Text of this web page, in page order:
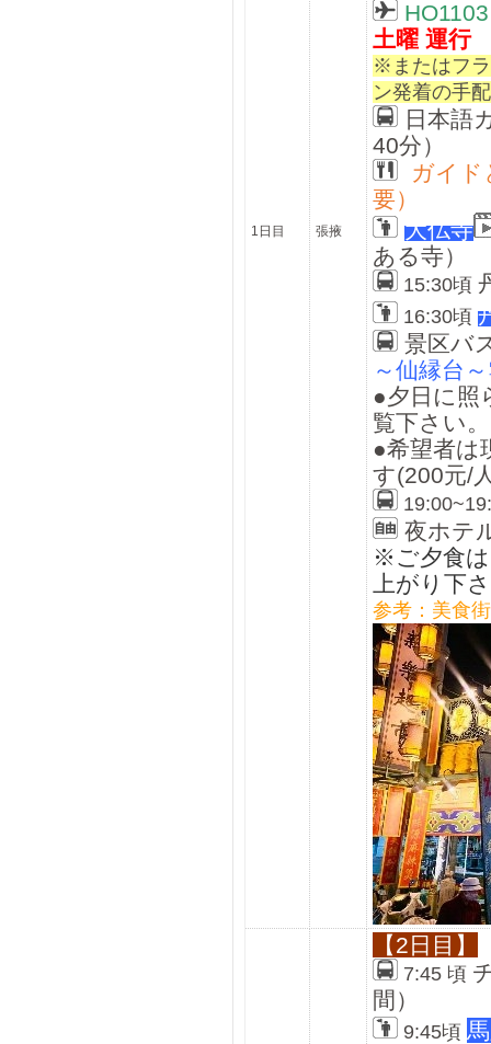
1日目 張掖
土曜 運行
※またはフ
ン発着の手
日本語
40分）
ガイ
要）
大仏寺
ある寺）
15:30頃
16:30頃
景区バ
～仙縁台
●夕日に照
覧下さい。
●希望者は
す(200元/
夜ホテ
※ご夕食
上がり下
参考：美食
【2日目】
7:45 頃
間）
9:45頃